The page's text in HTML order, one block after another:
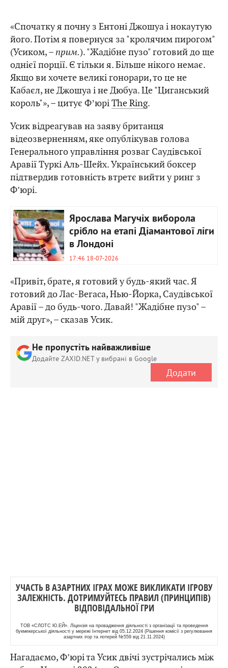
«Спочатку я почну з Ентоні Джошуа і нокаутую
його. Потім я повернуся за "кролячим пирогом"
(Усиком, –прим.). "Жадібне пузо" готовий до ще
однієї порції. Є тільки я. Більше нікого немає.
Якщо ви хочете великі гонорари, то це не
Кабаєл, не Джошуа і не Дюбуа. Це "Циганський
король"», – цитує ФʼюріThe Ring.
Усик відреагував на заяву британця
відеозверненням, яке опублікував голова
Генерального управління розваг Саудівської
Аравії Туркі Аль-Шейх. Український боксер
підтвердив готовність втретє вийти у ринг з
Ф’юрі.
Ярослава Магучіх виборола
срібло на етапі Діамантової ліги
в Лондоні
17:46 18-07-2026
«Привіт, брате, я готовий у будь-який час. Я
готовий до Лас-Вегаса, Нью-Йорка, Саудівської
Аравії – до будь-чого. Давай! "Жадібне пузо" –
мій друг», – сказав Усик.
Не пропустіть найважливіше
Додайте ZAXID.NET у вибрані в Google
Додати
УЧАСТЬ В АЗАРТНИХ ІГРАХ МОЖЕ ВИКЛИКАТИ ІГРОВУ
ЗАЛЕЖНІСТЬ. ДОТРИМУЙТЕСЬ ПРАВИЛ (ПРИНЦИПІВ)
ВІДПОВІДАЛЬНОЇ ГРИ
ТОВ «СЛОТС Ю.ЕЙ». Ліцензія на провадження діяльності з організації та проведення
букмекерської діяльності у мережі Інтернет від 05.12.2024 (Рішення комісії з регулювання
азартних ігор та лотерей №559 від 21.11.2024)
Нагадаємо, Ф’юрі та Усик двічі зустрічались між